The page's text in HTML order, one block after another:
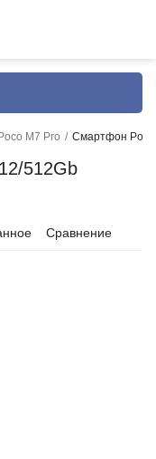
Poco M7 Pro / Смартфон Poco
512Gb
Сравнение